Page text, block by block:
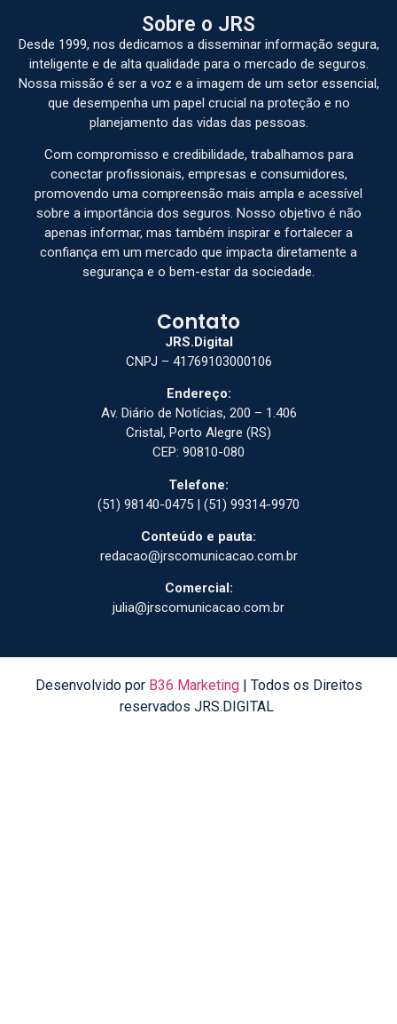
Sobre o JRS
Desde 1999, nos dedicamos a disseminar informação segura,
inteligente e de alta qualidade para o mercado de seguros.
Nossa missão é ser a voz e a imagem de um setor essencial,
que desempenha um papel crucial na proteção e no
planejamento das vidas das pessoas.
Com compromisso e credibilidade, trabalhamos para
conectar profissionais, empresas e consumidores,
promovendo uma compreensão mais ampla e acessível
sobre a importância dos seguros. Nosso objetivo é não
apenas informar, mas também inspirar e fortalecer a
confiança em um mercado que impacta diretamente a
segurança e o bem-estar da sociedade.
Contato
JRS.Digital
CNPJ – 41769103000106
Endereço:
Av. Diário de Notícias, 200 – 1.406
Cristal, Porto Alegre (RS)
CEP: 90810-080
Telefone:
(51) 98140-0475 | (51) 99314-9970
Conteúdo e pauta:
redacao@jrscomunicacao.com.br
Comercial:
julia@jrscomunicacao.com.br
Desenvolvido por B36 Marketing| Todos os Direitos
reservados JRS.DIGITAL